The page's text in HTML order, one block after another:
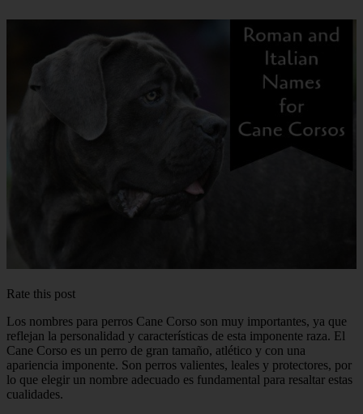
Rate this post
Los nombres para perros Cane Corso son muy importantes, ya que
reflejan la personalidad y características de esta imponente raza. El
Cane Corso es un perro de gran tamaño, atlético y con una
apariencia imponente. Son perros valientes, leales y protectores, por
lo que elegir un nombre adecuado es fundamental para resaltar estas
cualidades.